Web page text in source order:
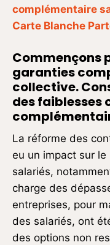
complémentaire
Carte Blanche
Commençons
garanties
collective.
des faiblesses
La réforme des
eu un impact sur
salariés,
charge des
entreprises, pour
des salariés, ont
des options non